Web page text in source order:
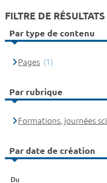
FILTRE DE RÉSULTATS
Par type de contenu
Pages (1)
Par rubrique
Formations, journées
Par date de création
Du